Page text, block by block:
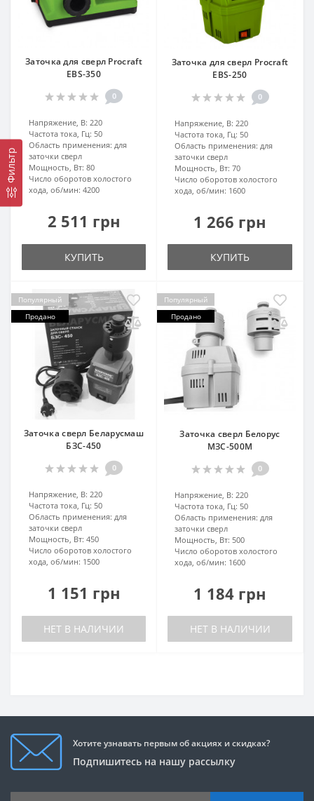
Фильтр
Заточка для сверл Procraft
EBS-350
0
Напряжение, В: 220
Частота тока, Гц: 50
Область применения: для
заточки сверл
Мощность, Вт: 80
Число оборотов холостого
хода, об/мин: 4200
2 511 грн
КУПИТЬ
Заточка для сверл Procraft
EBS-250
0
Напряжение, В: 220
Частота тока, Гц: 50
Область применения: для
заточки сверл
Мощность, Вт: 70
Число оборотов холостого
хода, об/мин: 1600
1 266 грн
КУПИТЬ
Популярный
Продано
Заточка сверл Беларусмаш
БЗС-450
0
Напряжение, В: 220
Частота тока, Гц: 50
Область применения: для
заточки сверл
Мощность, Вт: 450
Число оборотов холостого
хода, об/мин: 1500
1 151 грн
НЕТ В НАЛИЧИИ
Популярный
Продано
Заточка сверл Белорус
МЗС-500М
0
Напряжение, В: 220
Частота тока, Гц: 50
Область применения: для
заточки сверл
Мощность, Вт: 500
Число оборотов холостого
хода, об/мин: 1600
1 184 грн
НЕТ В НАЛИЧИИ
Хотите узнавать первым об акциях и скидках?
Подпишитесь на нашу рассылку